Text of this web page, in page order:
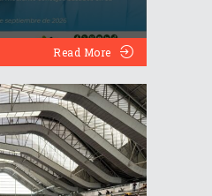
Read More